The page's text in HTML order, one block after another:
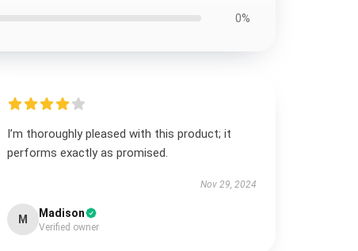
0%
I’m thoroughly pleased with this product; it
performs exactly as promised.
Nov 29, 2024
M Madison
Verified owner